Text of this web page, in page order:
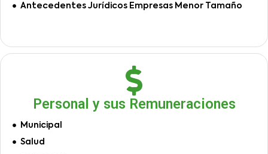
Antecedentes Jurídicos Empresas Menor Tamaño
Personal y sus Remuneraciones
Municipal
Salud